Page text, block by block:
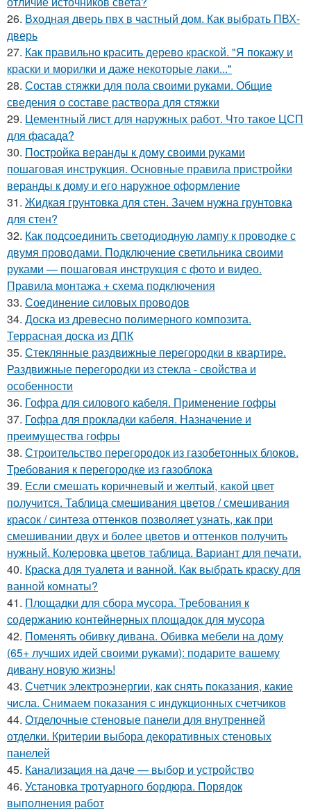
26. Входная дверь пвх в частный дом. Как выбрать ПВХ-
дверь
27. Как правильно красить дерево краской. "Я покажу и
краски и морилки и даже некоторые лаки..."
28. Состав стяжки для пола своими руками. Общие
сведения о составе раствора для стяжки
29. Цементный лист для наружных работ. Что такое ЦСП
для фасада?
30. Постройка веранды к дому своими руками
пошаговая инструкция. Основные правила пристройки
веранды к дому и его наружное оформление
31. Жидкая грунтовка для стен. Зачем нужна грунтовка
для стен?
32. Как подсоединить светодиодную лампу к проводке с
двумя проводами. Подключение светильника своими
руками — пошаговая инструкция с фото и видео.
Правила монтажа + схема подключения
33. Соединение силовых проводов
34. Доска из древесно полимерного композита.
Террасная доска из ДПК
35. Стеклянные раздвижные перегородки в квартире.
Раздвижные перегородки из стекла - свойства и
особенности
36. Гофра для силового кабеля. Применение гофры
37. Гофра для прокладки кабеля. Назначение и
преимущества гофры
38. Строительство перегородок из газобетонных блоков.
Требования к перегородке из газоблока
39. Если смешать коричневый и желтый, какой цвет
получится. Таблица смешивания цветов / смешивания
красок / синтеза оттенков позволяет узнать, как при
смешивании двух и более цветов и оттенков получить
нужный. Колеровка цветов таблица. Вариант для печати.
40. Краска для туалета и ванной. Как выбрать краску для
ванной комнаты?
41. Площадки для сбора мусора. Требования к
содержанию контейнерных площадок для мусора
42. Поменять обивку дивана. Обивка мебели на дому
(65+ лучших идей своими руками): подарите вашему
дивану новую жизнь!
43. Счетчик электроэнергии, как снять показания, какие
числа. Снимаем показания с индукционных счетчиков
44. Отделочные стеновые панели для внутренней
отделки. Критерии выбора декоративных стеновых
панелей
45. Канализация на даче — выбор и устройство
46. Установка тротуарного бордюра. Порядок
выполнения работ